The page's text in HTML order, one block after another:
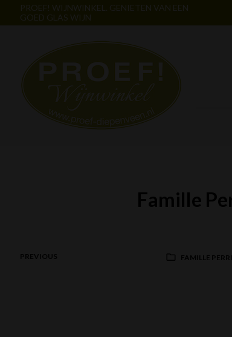
PROEF! WIJNWINKEL. GENIETEN VAN EEN
GOED GLAS WIJN
Famille
FAMILLE
PREVIOUS